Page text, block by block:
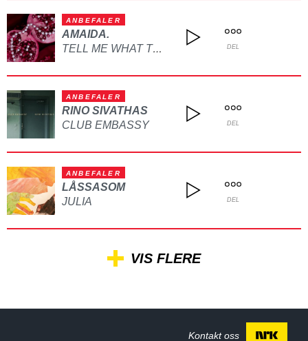
ANBEFALER
AMAIDA.
TELL ME WHAT TO DO DEL
ANBEFALER
RINO SIVATHAS
CLUB EMBASSY
DEL
ANBEFALER
LÅSSASOM
JULIA
DEL
VIS FLERE
Kontakt oss